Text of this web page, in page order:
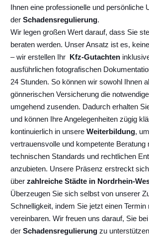
Ihnen eine professionelle und persönliche
der Schadensregulierung.
Wir legen großen Wert darauf, dass Sie
beraten werden. Unser Ansatz ist es,
– wir erstellen Ihr Kfz-Gutachten
ausführlichen fotografischen
24 Stunden. So können wir sowohl Ihnen
gönnerischen Versicherung die
umgehend zusenden. Dadurch erhalten
und können Ihre Angelegenheiten zügig
kontinuierlich in unsere Weiterbildung,
vertrauensvolle und kompetente Beratung
technischen Standards und rechtlichen
anzubieten. Unsere Präsenz erstreckt
über zahlreiche Städte in Nordrhein-
Überzeugen Sie sich selbst von unserer
Schnelligkeit, indem Sie jetzt einen Termin
vereinbaren. Wir freuen uns darauf, Sie bei
der Schadensregulierung zu